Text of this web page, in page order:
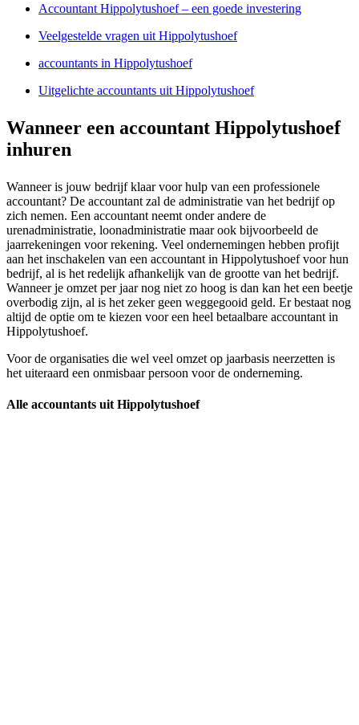
Accountant Hippolytushoef – een goede investering
Veelgestelde vragen uit Hippolytushoef
accountants in Hippolytushoef
Uitgelichte accountants uit Hippolytushoef
Wanneer een accountant Hippolytushoef
inhuren
Wanneer is jouw bedrijf klaar voor hulp van een professionele
accountant? De accountant zal de administratie van het bedrijf op
zich nemen. Een accountant neemt onder andere de
urenadministratie, loonadministratie maar ook bijvoorbeeld de
jaarrekeningen voor rekening. Veel ondernemingen hebben profijt
aan het inschakelen van een accountant in Hippolytushoef voor hun
bedrijf, al is het redelijk afhankelijk van de grootte van het bedrijf.
Wanneer je omzet per jaar nog niet zo hoog is dan kan het een beetje
overbodig zijn, al is het zeker geen weggegooid geld. Er bestaat nog
altijd de optie om te kiezen voor een heel betaalbare accountant in
Hippolytushoef.
Voor de organisaties die wel veel omzet op jaarbasis neerzetten is
het uiteraard een onmisbaar persoon voor de onderneming.
Alle accountants uit Hippolytushoef